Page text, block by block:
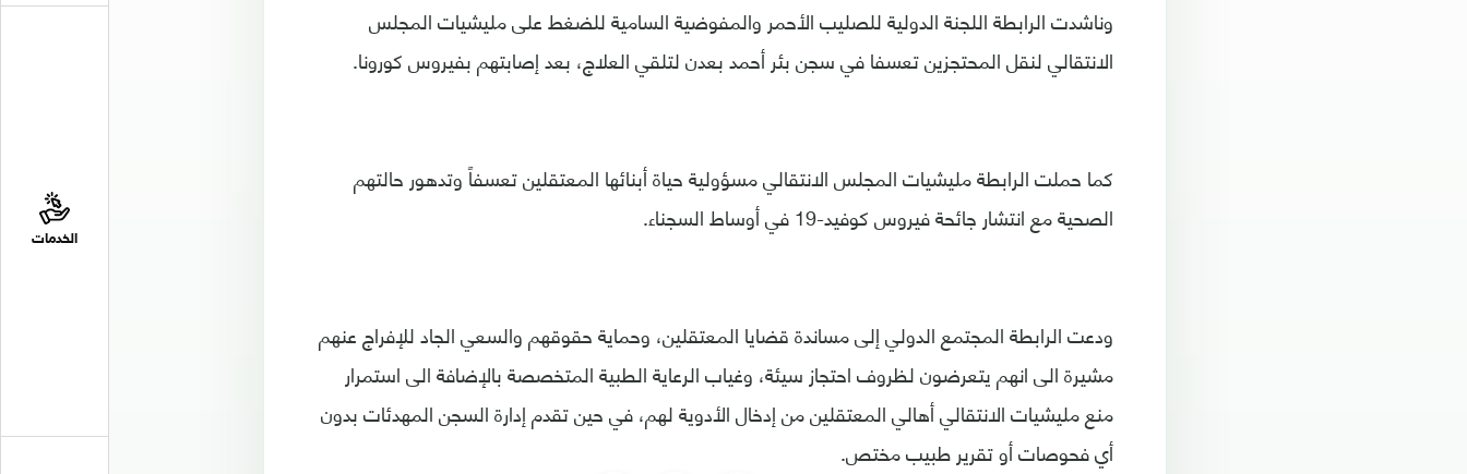
الخدمات
وناشدت الرابطة اللجنة الدولية للصليب الأحمر والمفوضية السامية للضغط على مليشيات المجلس
الانتقالي لنقل المحتجزين تعسفا في سجن بئر أحمد بعدن لتلقي العلاج، بعد إصابتهم بفيروس كورونا.
كما حملت الرابطة مليشيات المجلس الانتقالي مسؤولية حياة أبنائها المعتقلين تعسفاً وتدهور حالتهم
الصحية مع انتشار جائحة فيروس كوفيد-19 في أوساط السجناء.
ودعت الرابطة المجتمع الدولي إلى مساندة قضايا المعتقلين، وحماية حقوقهم والسعي الجاد للإفراج عنهم
مشيرة الى انهم يتعرضون لظروف احتجاز سيئة، وغياب الرعاية الطبية المتخصصة بالإضافة الى استمرار
منع مليشيات الانتقالي أهالي المعتقلين من إدخال الأدوية لهم، في حين تقدم إدارة السجن المهدئات بدون
أي فحوصات أو تقرير طبيب مختص.